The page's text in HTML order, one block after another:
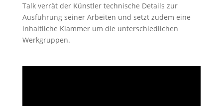
Talk verrät der Künstler technische Details zur
Ausführung seiner Arbeiten und setzt zudem eine
inhaltliche Klammer um die unterschiedlichen
Werkgruppen.